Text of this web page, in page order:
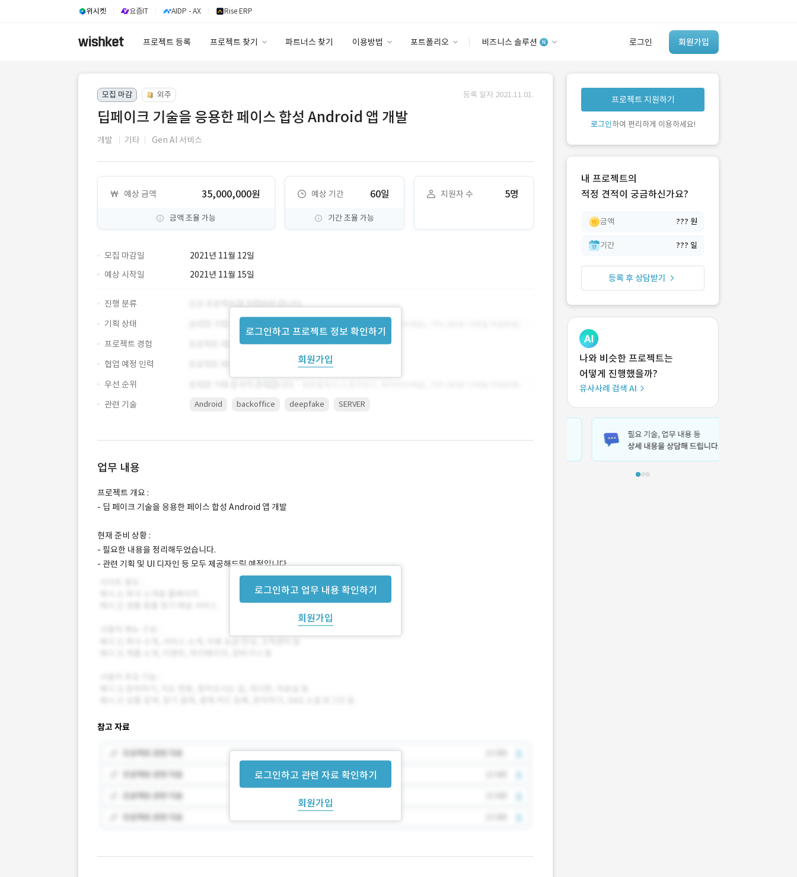
위시켓 요즘IT AIDP - AX Rise ERP
프로젝트 등록 프로젝트 찾기 파트너스 찾기 이용방법 포트폴리오 비즈니스 솔루션 로그인 회원가입
이용요금
고객센터
안심 코드 케어
유사사례 검색 AI
‘이런 거’ 만들어본
개발 회사 있어?
모집 마감 외주 등록 일자 2021.11.01.
딥페이크 기술을 응용한 페이스 합성 Android 앱 개발
개발 기타 Gen AI 서비스
예상 금액 35,000,000원
금액 조율 가능
예상 기간 60일
기간 조율 가능
지원자 수 5명
모집 마감일 2021년 11월 12일
로그인하고 프로젝트 정보 확인하기
회원가입
예상 시작일 2021년 11월 15일
진행 분류
기획 상태
프로젝트 경험
협업 예정 인력
우선 순위
관련 기술
Android backoffice deepfake SERVER
업무 내용
로그인하고 업무 내용 확인하기
회원가입
프로젝트 개요 :
- 딥 페이크 기술을 응용한 페이스 합성 Android 앱 개발
현재 준비 상황 :
- 필요한 내용을 정리해두었습니다.
- 관련 기획 및 UI 디자인 등 모두 제공해드릴 예정입니다.
참고 자료
로그인하고 관련 자료 확인하기
회원가입
프로젝트 지원하기
로그인하여 편리하게 이용하세요!
내 프로젝트의
적정 견적이 궁금하신가요?
금액 ??? 원
기간 ??? 일
등록 후 상담받기
나와 비슷한 프로젝트는
어떻게 진행했을까?
유사사례 검색 AI